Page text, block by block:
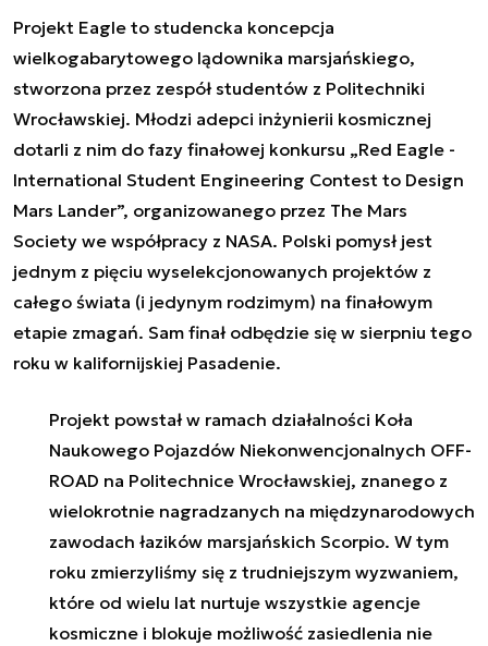
Projekt Eagle to studencka koncepcja
wielkogabarytowego lądownika marsjańskiego,
stworzona przez zespół studentów z Politechniki
Wrocławskiej. Młodzi adepci inżynierii kosmicznej
dotarli z nim do fazy finałowej konkursu „Red Eagle -
International Student Engineering Contest to Design
Mars Lander”, organizowanego przez The Mars
Society we współpracy z NASA. Polski pomysł jest
jednym z pięciu wyselekcjonowanych projektów z
całego świata (i jedynym rodzimym) na finałowym
etapie zmagań. Sam finał odbędzie się w sierpniu tego
roku w kalifornijskiej Pasadenie.
Projekt powstał w ramach działalności Koła
Naukowego Pojazdów Niekonwencjonalnych OFF-
ROAD na Politechnice Wrocławskiej, znanego z
wielokrotnie nagradzanych na międzynarodowych
zawodach łazików marsjańskich Scorpio. W tym
roku zmierzyliśmy się z trudniejszym wyzwaniem,
które od wielu lat nurtuje wszystkie agencje
kosmiczne i blokuje możliwość zasiedlenia nie